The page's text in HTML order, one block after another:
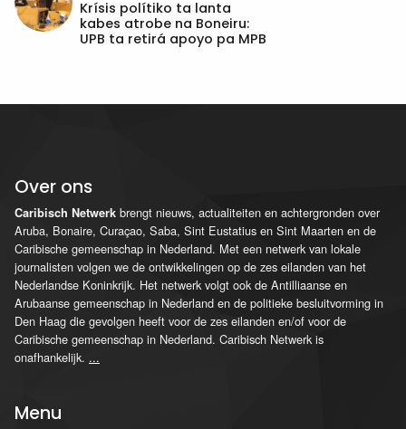
Krísis polítiko ta lanta
kabes atrobe na Boneiru:
UPB ta retirá apoyo pa MPB
Over ons
Caribisch Netwerk brengt nieuws, actualiteiten en achtergronden over
Aruba, Bonaire, Curaçao, Saba, Sint Eustatius en Sint Maarten en de
Caribische gemeenschap in Nederland. Met een netwerk van lokale
journalisten volgen we de ontwikkelingen op de zes eilanden van het
Nederlandse Koninkrijk. Het netwerk volgt ook de Antilliaanse en
Arubaanse gemeenschap in Nederland en de politieke besluitvorming in
Den Haag die gevolgen heeft voor de zes eilanden en/of voor de
Caribische gemeenschap in Nederland. Caribisch Netwerk is
onafhankelijk. ...
Menu